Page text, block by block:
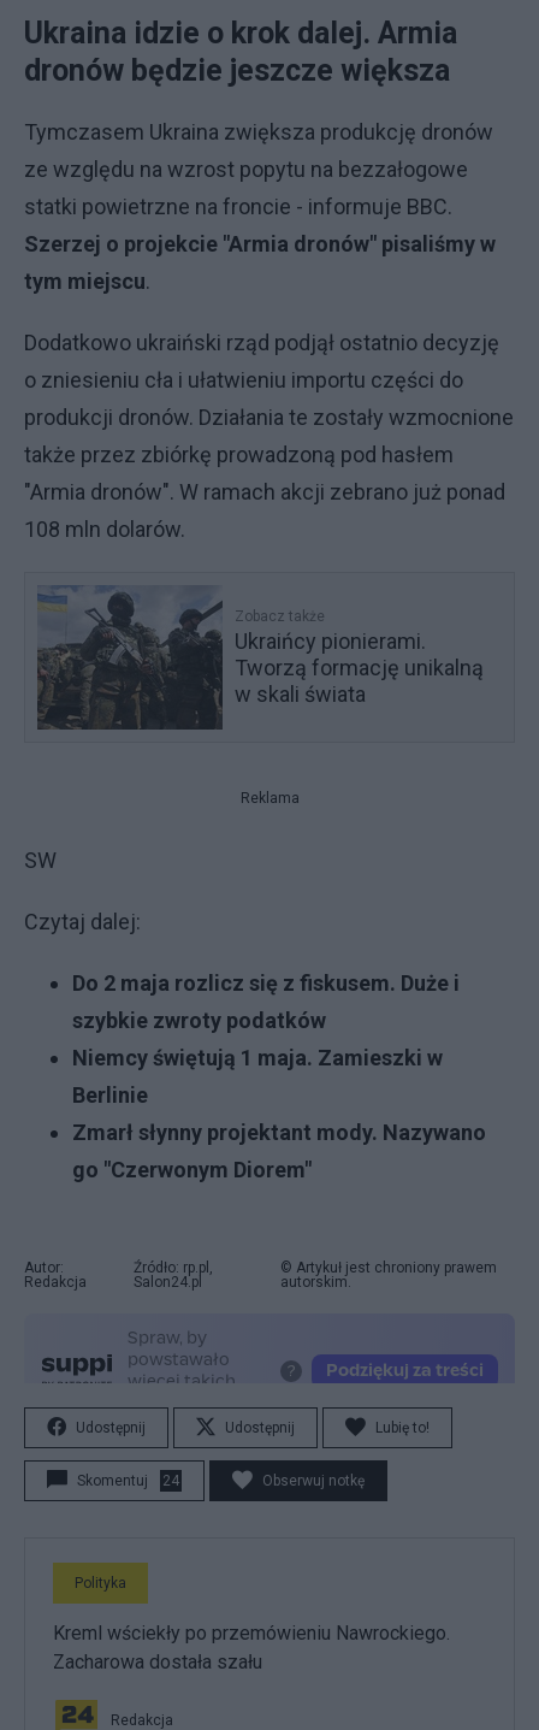
Ukraina idzie o krok dalej. Armia
dronów będzie jeszcze większa
Tymczasem Ukraina zwiększa produkcję dronów
ze względu na wzrost popytu na bezzałogowe
statki powietrzne na froncie - informuje BBC.
Szerzej o projekcie "Armia dronów" pisaliśmy w
tym miejscu.
Dodatkowo ukraiński rząd podjął ostatnio decyzję
o zniesieniu cła i ułatwieniu importu części do
produkcji dronów. Działania te zostały wzmocnione
także przez zbiórkę prowadzoną pod hasłem
"Armia dronów". W ramach akcji zebrano już ponad
108 mln dolarów.
Zobacz także
Ukraińcy pionierami.
Tworzą formację unikalną
w skali świata
Reklama
SW
Czytaj dalej:
Do 2 maja rozlicz się z fiskusem. Duże i
szybkie zwroty podatków
Niemcy świętują 1 maja. Zamieszki w
Berlinie
Zmarł słynny projektant mody. Nazywano
go "Czerwonym Diorem"
Autor:
Redakcja
Źródło: rp.pl,
Salon24.pl
© Artykuł jest chroniony prawem
autorskim.
Udostępnij Udostępnij Lubię to!
Skomentuj 24 Obserwuj notkę
Polityka
Kreml wściekły po przemówieniu Nawrockiego.
Zacharowa dostała szału
Redakcja